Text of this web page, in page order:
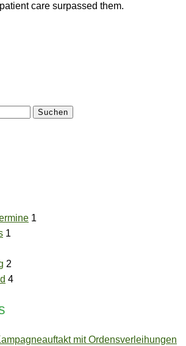
care surpassed them.
1
1
2
4
mit Ordensverleihungen